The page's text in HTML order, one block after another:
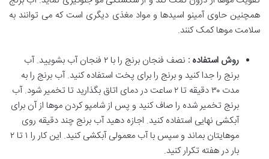
همچنین حاوی آمینو اسیدها و مواد مغذی دیگری است که می توانند به
سلامت موها کمک کنند.
روش استفاده :
نصف فنجان برنج را با ۲ فنجان آب بشویید. آب
برنج را جدا کنید و برنج را برای پخت استفاده کنید. آب برنج را به
مدت ۳۰ دقیقه تا ۲ ساعت در دمای اتاق بگذارید تا تخمیر شود. آب
برنج تخمیر شده را صاف کنید و پس از شامپو کردن موها از آن برای
آبکشی نهایی استفاده کنید. اجازه دهید آب برنج چند دقیقه روی
موهایتان بماند و سپس با آب معمولی آبکشی کنید. این کار را ۱ تا ۲
بار در هفته تکرار کنید.